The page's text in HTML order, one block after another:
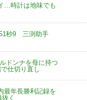
…時計は地味でも
秒9 三渕助手
ドンナを母に持つ
仕切り直し
最年長勝利記録を
く